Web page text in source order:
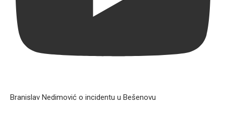
Branislav Nedimović o incidentu u Bešenovu